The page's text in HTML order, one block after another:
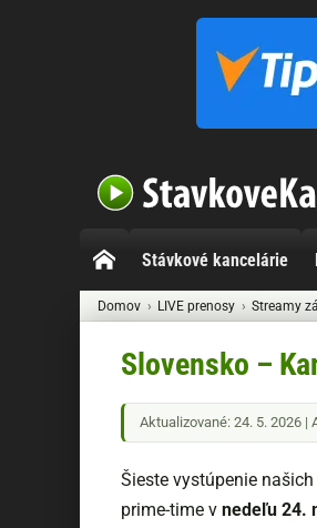
Stávkové kancelárie
Domov LIVE prenosy Streamy
Slovensko –
Aktualizované: 24. 5. 2026 |
Šieste vystúpenie
prime-time v nedeľu 24.